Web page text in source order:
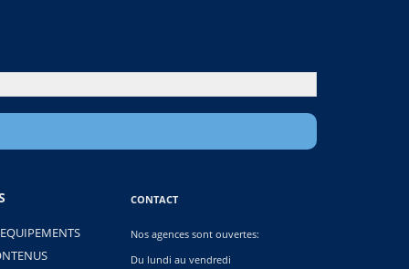
CONTACT
Nos agences sont ouvertes:
Du lundi au vendredi